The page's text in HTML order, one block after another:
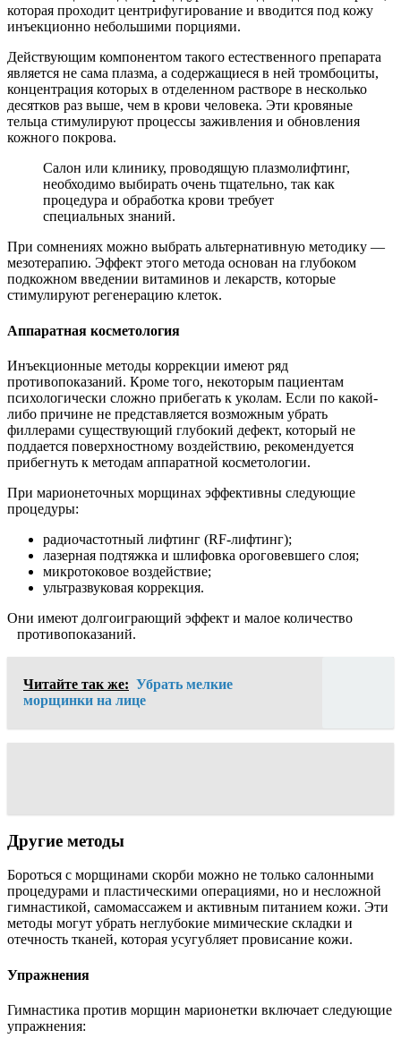
которая проходит центрифугирование и вводится под кожу
инъекционно небольшими порциями.
Действующим компонентом такого естественного препарата
является не сама плазма, а содержащиеся в ней тромбоциты,
концентрация которых в отделенном растворе в несколько
десятков раз выше, чем в крови человека. Эти кровяные
тельца стимулируют процессы заживления и обновления
кожного покрова.
Салон или клинику, проводящую плазмолифтинг,
необходимо выбирать очень тщательно, так как
процедура и обработка крови требует
специальных знаний.
При сомнениях можно выбрать альтернативную методику —
мезотерапию. Эффект этого метода основан на глубоком
подкожном введении витаминов и лекарств, которые
стимулируют регенерацию клеток.
Аппаратная косметология
Инъекционные методы коррекции имеют ряд
противопоказаний. Кроме того, некоторым пациентам
психологически сложно прибегать к уколам. Если по какой-
либо причине не представляется возможным убрать
филлерами существующий глубокий дефект, который не
поддается поверхностному воздействию, рекомендуется
прибегнуть к методам аппаратной косметологии.
При марионеточных морщинах эффективны следующие
процедуры:
радиочастотный лифтинг (RF-лифтинг);
лазерная подтяжка и шлифовка ороговевшего слоя;
микротоковое воздействие;
ультразвуковая коррекция.
Они имеют долгоиграющий эффект и малое количество
противопоказаний.
Читайте так же: Убрать мелкие
морщинки на лице
Другие методы
Бороться с морщинами скорби можно не только салонными
процедурами и пластическими операциями, но и несложной
гимнастикой, самомассажем и активным питанием кожи. Эти
методы могут убрать неглубокие мимические складки и
отечность тканей, которая усугубляет провисание кожи.
Упражнения
Гимнастика против морщин марионетки включает следующие
упражнения: